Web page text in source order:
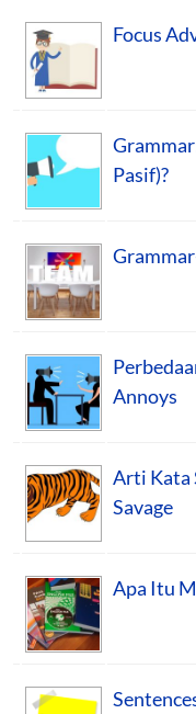
Focus
Pasif)?
Annoys
Arti Kata
Savage
Apa Itu